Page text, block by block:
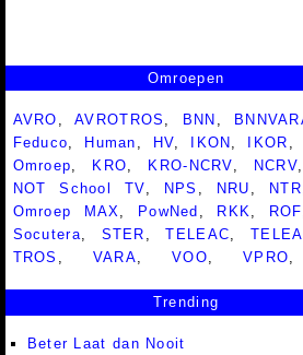
Omroepen
AVRO ,AVROTROS BNN
Feduco
Human HV IKON IKOR
Omroep
KRO KRO-NCRV NCRV
NOT School TV
NPS NRU NTR
Omroep MAX
PowNed RKK ROF
Socutera
STER ,TELEAC
TROS
VARA ,VOO ,VPRO
Trending
Beter Laat dan Nooit